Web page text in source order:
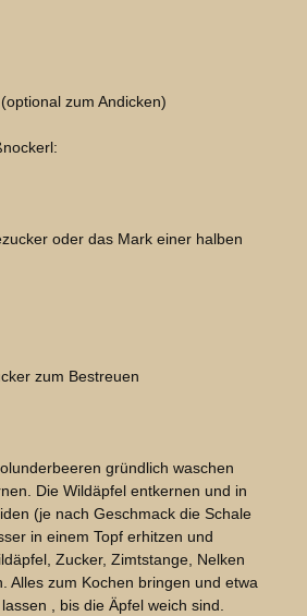
zum Andicken)
oder das Mark einer halben
zum Bestreuen
gründlich waschen
Die Wildäpfel entkernen und in
(je nach Geschmack die Schale
in einem Topf erhitzen und
Zucker, Zimtstange, Nelken
Alles zum Kochen bringen und etwa
, bis die Äpfel weich sind.